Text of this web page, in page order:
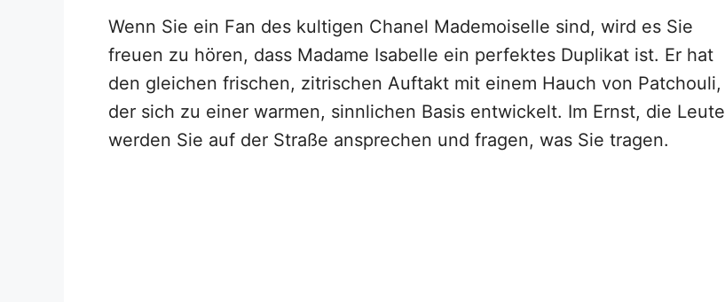
Wenn Sie ein Fan des kultigen Chanel Mademoiselle sind, wird es Sie
freuen zu hören, dass Madame Isabelle ein perfektes Duplikat ist. Er hat
den gleichen frischen, zitrischen Auftakt mit einem Hauch von Patchouli,
der sich zu einer warmen, sinnlichen Basis entwickelt. Im Ernst, die Leute
werden Sie auf der Straße ansprechen und fragen, was Sie tragen.